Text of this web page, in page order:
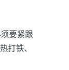
要紧跟
打铁、